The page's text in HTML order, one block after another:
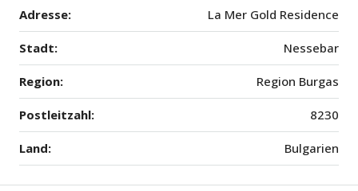
Adresse: La Mer Gold Residence
Stadt: Nessebar
Region: Region Burgas
Postleitzahl: 8230
Land: Bulgarien